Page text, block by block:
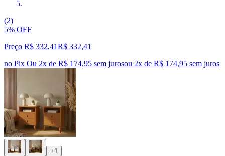
(2)
5% OFF
Preço R$ 332,41R$ 332,41
no Pix Ou 2x de R$ 174,95 sem jurosou 2x de R$ 174,95 sem juros
+1